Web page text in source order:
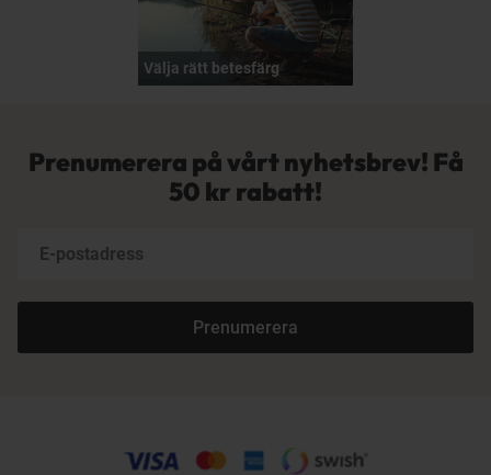
Välja rätt betesfärg
Prenumerera på vårt nyhetsbrev! Få
50 kr rabatt!
Prenumerera